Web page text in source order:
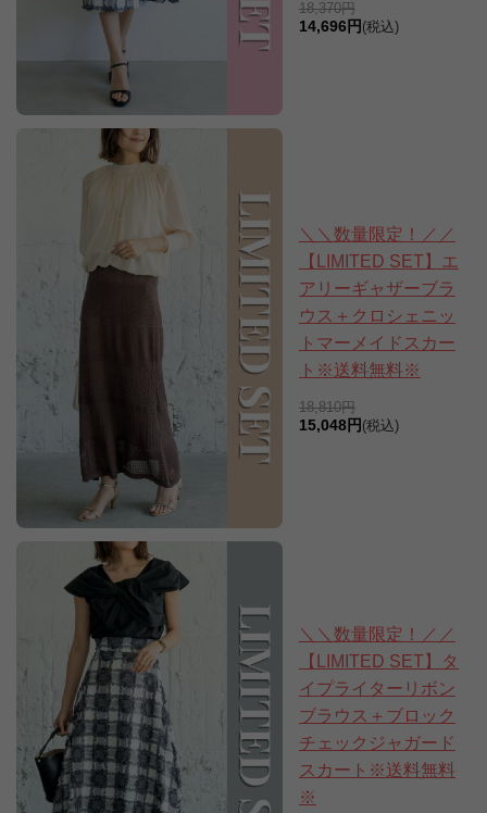
18,370円
14,696円 (税込)
＼＼数量限定！／／
【LIMITED SET】エ
アリーギャザーブラ
ウス＋クロシェニッ
トマーメイドスカー
ト※送料無料※
18,810円
15,048円 (税込)
＼＼数量限定！／／
【LIMITED SET】タ
イプライターリボン
ブラウス＋ブロック
チェックジャガード
スカート※送料無料
※